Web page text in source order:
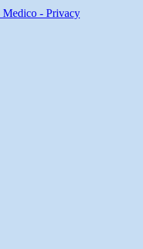
Medico - Privacy